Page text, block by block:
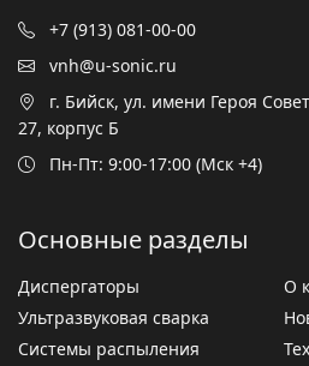
+7 (913) 081-00-00
vnh@u-sonic.ru
г. Бийск, ул. имени Героя
27, корпус Б
Пн-Пт: 9:00-17:00 (Мск +4)
Основные разделы
Диспергаторы
Ультразвуковая сварка
Системы распыления
О